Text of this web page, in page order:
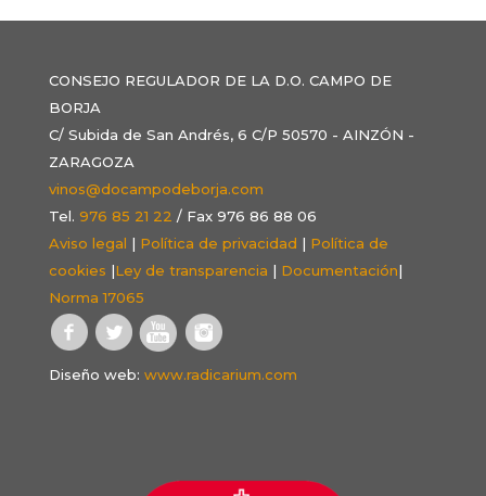
CONSEJO REGULADOR DE LA D.O. CAMPO DE
BORJA
C/ Subida de San Andrés, 6 C/P 50570 - AINZÓN -
ZARAGOZA
vinos@docampodeborja.com
Tel. 976 85 21 22 / Fax 976 86 88 06
Aviso legal | Política de privacidad | Política de
cookies |Ley de transparencia | Documentación|
Norma 17065
Diseño web: www.radicarium.com